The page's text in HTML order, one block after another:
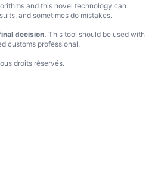
and this novel technology can
and sometimes do mistakes.
decision. This tool should be used with
customs professional.
droits réservés.